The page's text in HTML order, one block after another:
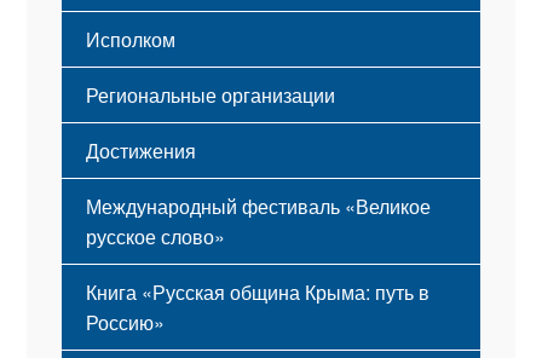
Исполком
Региональные организации
Достижения
Международный фестиваль «Великое
русское слово»
Книга «Русская община Крыма: путь в
Россию»